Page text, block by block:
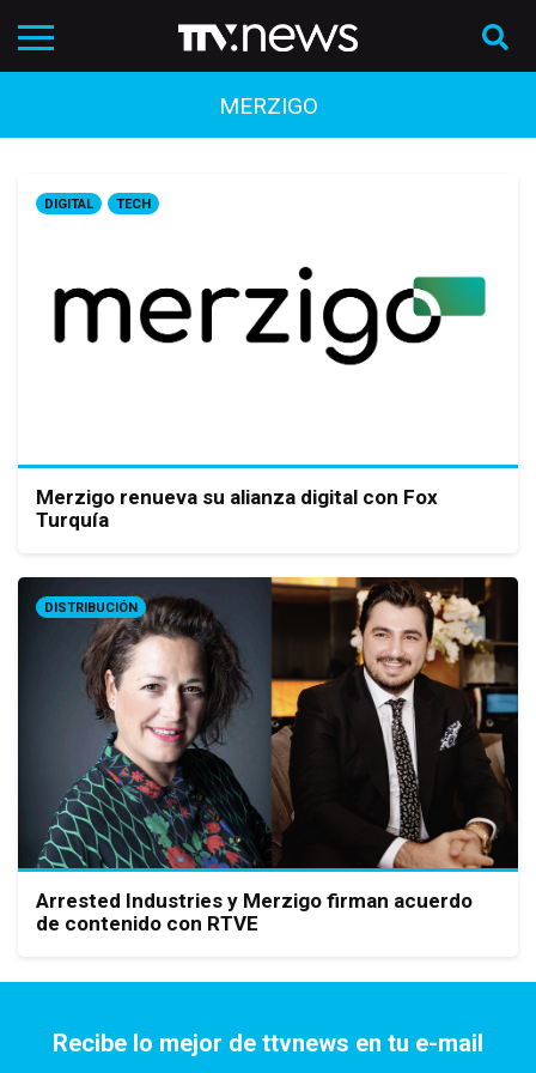
MERZIGO
DIGITAL TECH
Merzigo renueva su alianza digital con Fox
Turquía
DISTRIBUCIÓN
Arrested Industries y Merzigo firman acuerdo
de contenido con RTVE
Recibe lo mejor de ttvnews en tu e-mail